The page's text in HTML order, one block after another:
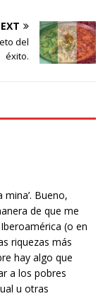
del
éxito.
Bueno,
de que me
(o en
riquezas más
hay algo que
a los pobres
u otras